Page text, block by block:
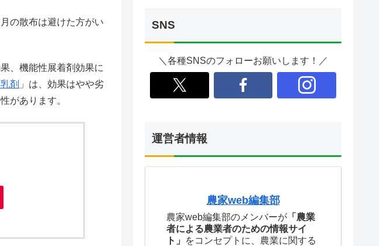
の散布は避けた方がい
、機能性展着剤効果に
剤 」は、効果はやや劣
があります。
SNS
＼各種SNSのフォローお願いします！／
運営者情報
農家web編集部
農家web編集部のメンバーが 「農業
者による農業者のための情報サイ
ト」
をコンセプトに、農業に関する